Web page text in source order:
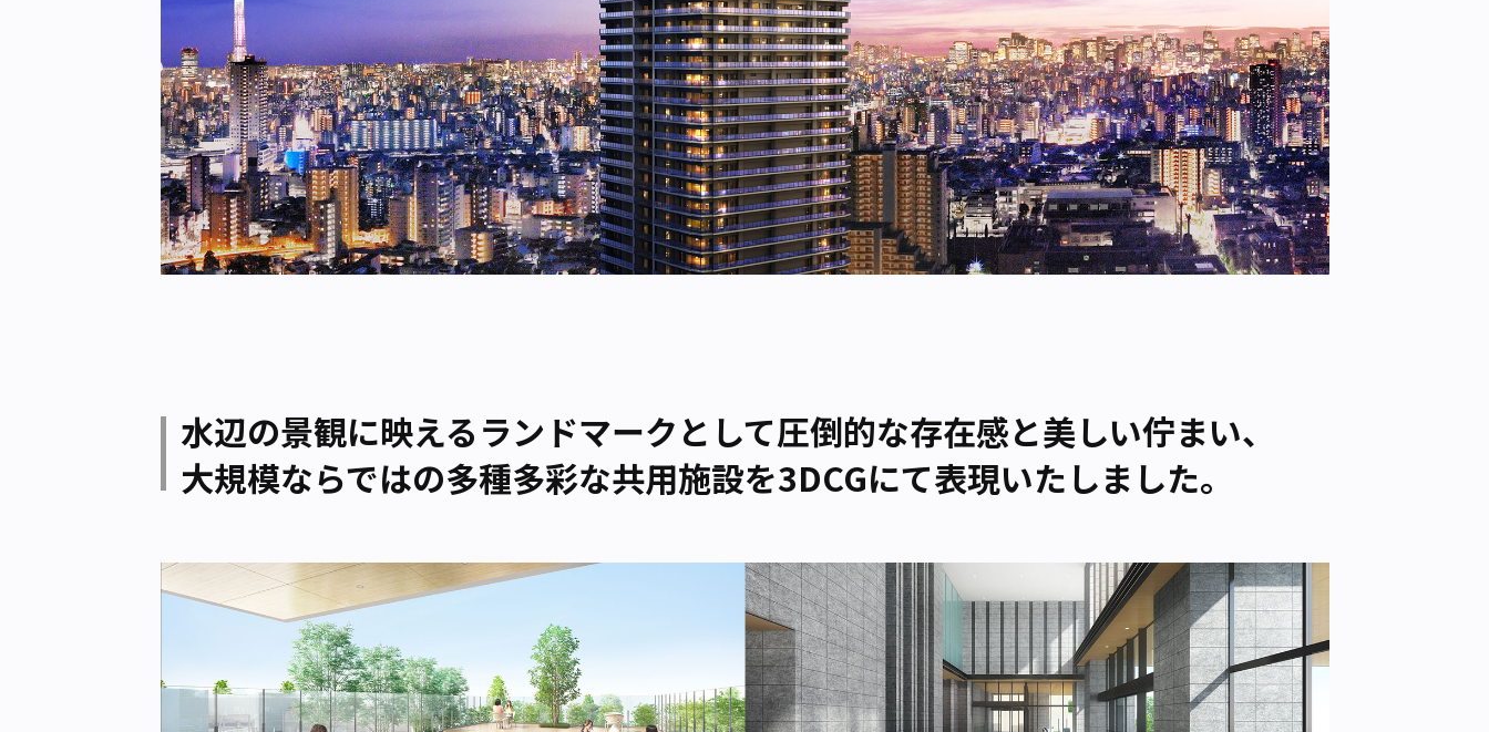
水辺の景観に映えるランドマークとして圧倒的な存在感と美しい佇まい、
大規模ならではの多種多彩な共用施設を3DCGにて表現いたしました。